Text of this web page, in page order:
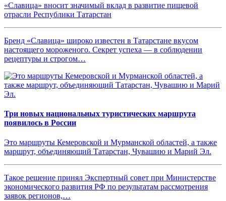
«Славица» вносит значимый вклад в развитие пищевой
отрасли Республики Татарстан
Бренд «Славица» широко известен в Татарстане вкусом
настоящего мороженого. Секрет успеха — в соблюдении
рецептуры и строгом…
Три новых национальных туристических маршрута
появилось в России
Это маршруты Кемеровской и Мурманской областей, а также
маршрут, объединяющий Татарстан, Чувашию и Марий Эл.
Такое решение принял Экспертный совет при Министерстве
экономического развития РФ по результатам рассмотрения
заявок регионов,…